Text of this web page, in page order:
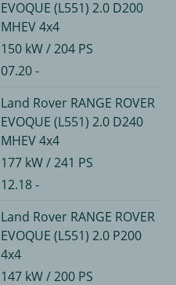
EVOQUE (L551) 2.0 D200
MHEV 4x4
150 kW / 204 PS
07.20 -
Land Rover RANGE ROVER
EVOQUE (L551) 2.0 D240
MHEV 4x4
177 kW / 241 PS
12.18 -
Land Rover RANGE ROVER
EVOQUE (L551) 2.0 P200
4x4
147 kW / 200 PS